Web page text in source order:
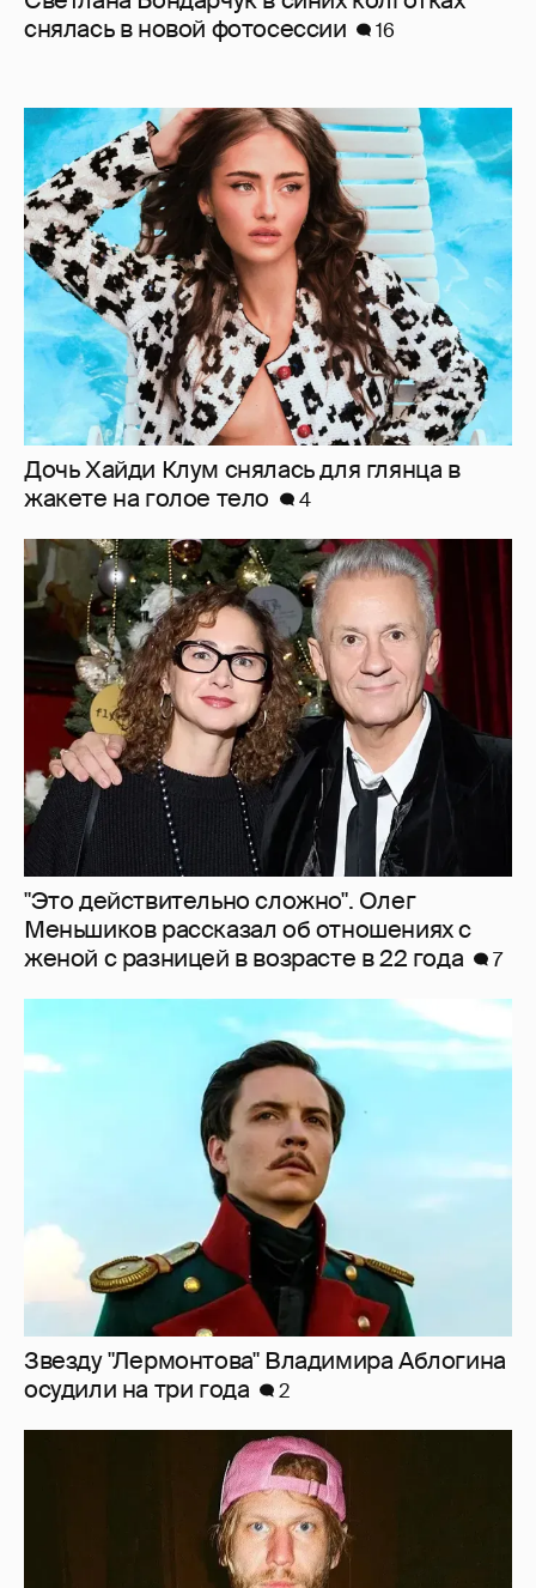
Дочь Хайди Клум снялась для глянца в
жакете на голое тело
4
"Это действительно сложно". Олег
Меньшиков рассказал об отношениях с
женой с разницей в возрасте в 22 года
Звезду "Лермонтова" Владимира Аблогина
осудили на три года
Иван Дорн начал вести образовательные
курсы на русском языке
4